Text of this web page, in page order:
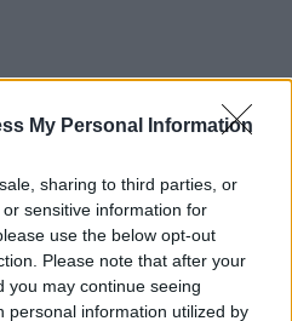
My Personal Information
sharing to third parties, or
sensitive information for
use the below opt-out
Please note that after your
you may continue seeing
personal information utilized by